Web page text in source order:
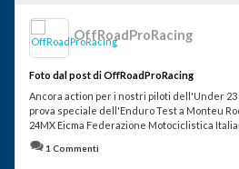
OffRoadProRacing
Foto dal post di OffRoadProRacing
Ancora action per i nostri piloti dell'Under 23
prova speciale dell'Enduro Test a Monteu
24MX Eicma Federazione Motociclistica
1 Commenti